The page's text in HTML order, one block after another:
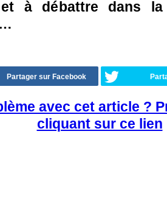
à débattre dans
Partager sur Facebook
avec cet article ?
cliquant sur ce lien